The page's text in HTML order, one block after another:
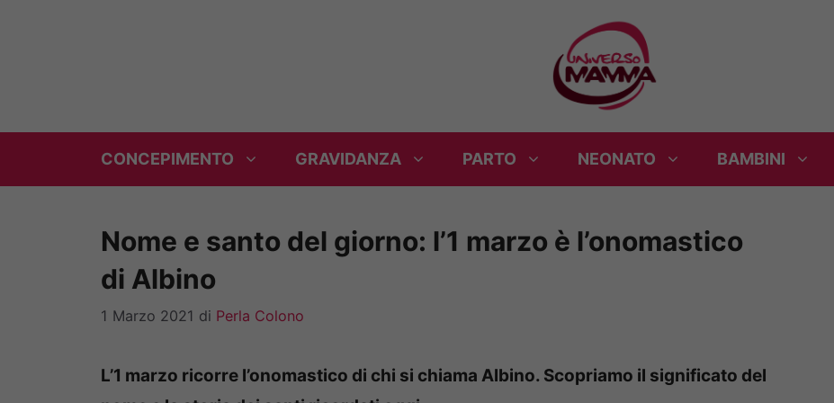
CONCEPIMENTO GRAVIDANZA PARTO NEONATO BAMBINI
Nome e santo del giorno: l’1 marzo è l’onomastico
di Albino
1 Marzo 2021 di Perla Colono
L’1 marzo ricorre l’onomastico di chi si chiama Albino. Scopriamo il significato del